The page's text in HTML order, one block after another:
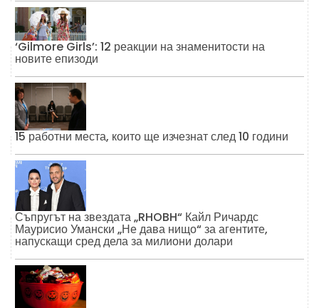
‘Gilmore Girls’: 12 реакции на знаменитости на
новите епизоди
15 работни места, които ще изчезнат след 10 години
Съпругът на звездата „RHOBH“ Кайл Ричардс
Маурисио Умански „Не дава нищо“ за агентите,
напускащи сред дела за милиони долари